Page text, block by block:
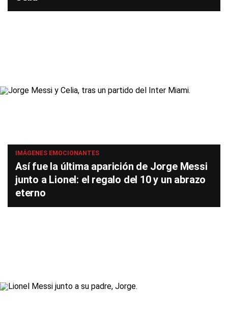
IMÁGENES EMOCIONANTES
Así fue la última aparición de Jorge Messi
junto a Lionel: el regalo del 10 y un abrazo
eterno